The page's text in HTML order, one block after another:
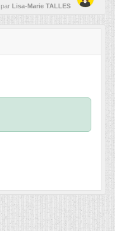
par Lisa-Marie TALLES